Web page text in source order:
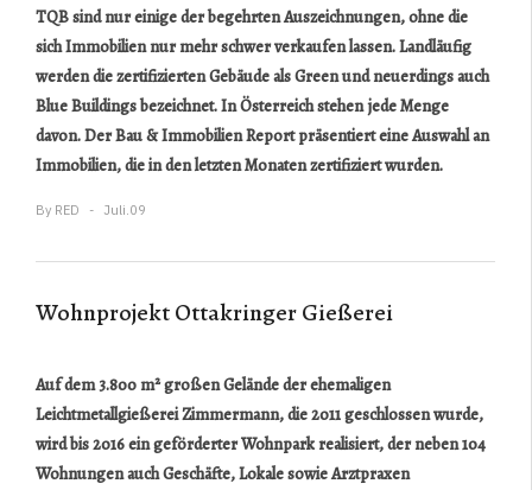
TQB sind nur einige der begehrten Auszeichnungen, ohne die
sich Immobilien nur mehr schwer verkaufen lassen. Landläufig
werden die zertifizierten Gebäude als Green und neuerdings auch
Blue Buildings bezeichnet. In Österreich stehen jede Menge
davon. Der Bau & Immobilien Report präsentiert eine Auswahl an
Immobilien, die in den letzten Monaten zertifiziert wurden.
By RED Juli.09
Wohnprojekt Ottakringer Gießerei
Auf dem 3.800 m² großen Gelände der ehemaligen
Leichtmetallgießerei Zimmermann, die 2011 geschlossen wurde,
wird bis 2016 ein geförderter Wohnpark realisiert, der neben 104
Wohnungen auch Geschäfte, Lokale sowie Arztpraxen